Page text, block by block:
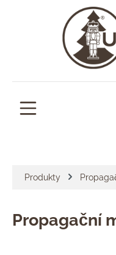
Produkty
Propagační